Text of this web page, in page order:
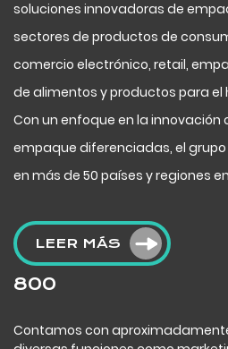
soluciones innovadoras de
sectores de productos de
comercio electrónico, retail,
de alimentos y productos para el
Con un enfoque en la innovación
empaque diferenciadas, el
en más de 50 países y regiones
LEER MÁS
800
Contamos con